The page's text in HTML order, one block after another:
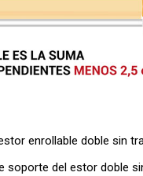
enrollable doble sin
soporte del estor doble